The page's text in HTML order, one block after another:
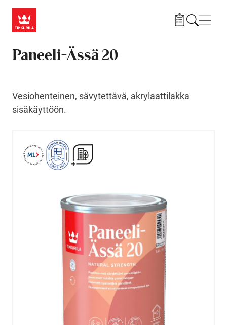
Paneeli-Ässä 20
Vesiohenteinen, sävytettävä, akrylaattilakka
sisäkäyttöön.